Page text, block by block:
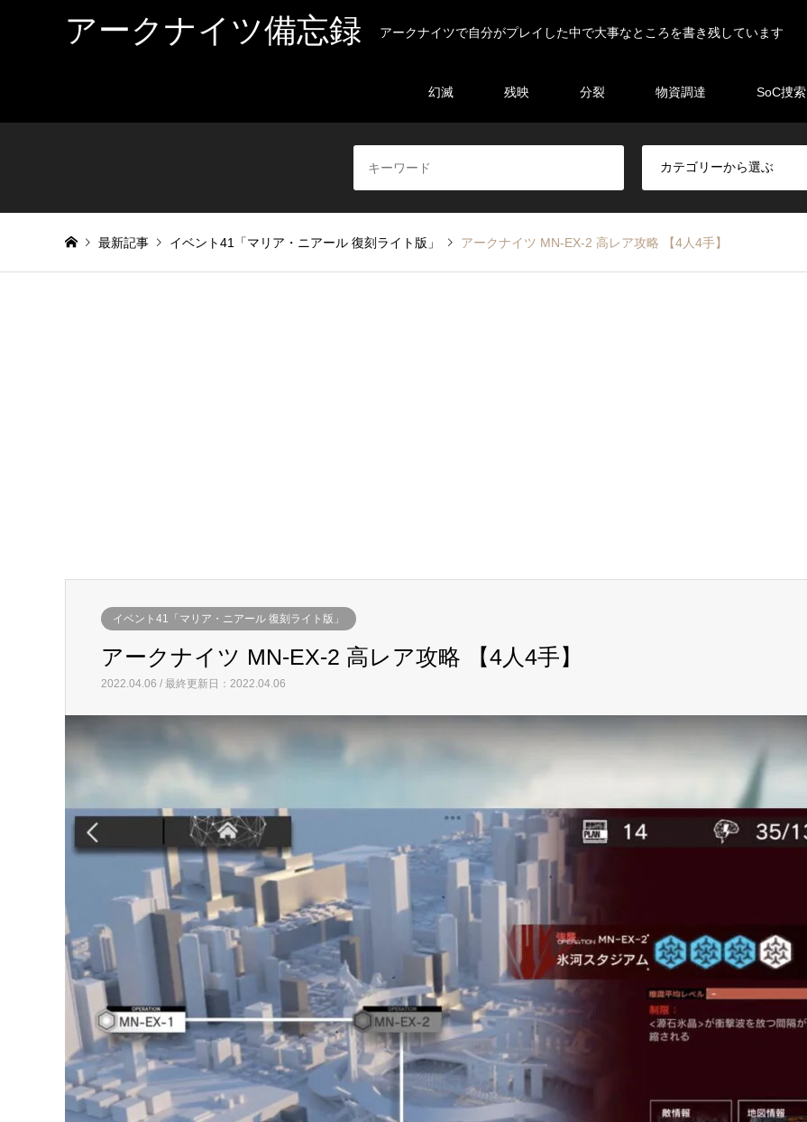
アークナイツ備忘録 アークナイツで自分がプレイした中で大事なところを書き残しています
幻滅 残映 分裂 物資調達 SoC捜索
最新記事 イベント41「マリア・ニアール 復刻ライト版」 アークナイツ MN-EX-2 高レア攻略 【4人4手】
イベント41「マリア・ニアール 復刻ライト版」
アークナイツ MN-EX-2 高レア攻略 【4人4手】
2022.04.06 / 最終更新日：2022.04.06